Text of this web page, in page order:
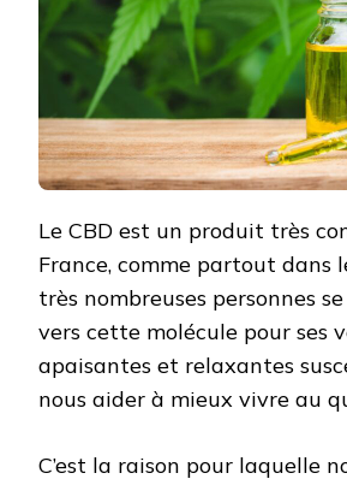
Le CBD est un produit très
France, comme partout dans
très nombreuses personnes
vers cette molécule pour ses
apaisantes et relaxantes
nous aider à mieux vivre au
C’est la raison pour laquelle